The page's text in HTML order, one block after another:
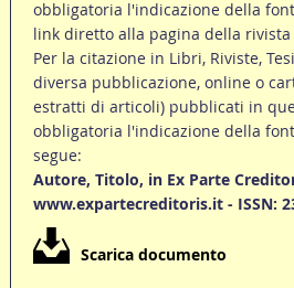
obbligatoria l'indicazione della
link diretto alla pagina della
Per la citazione in Libri, Riviste,
diversa pubblicazione, online o
estratti di articoli) pubblicati in
obbligatoria l'indicazione della
segue:
Autore, Titolo, in Ex Parte
www.expartecreditoris.it - ISSN:
Scarica documento